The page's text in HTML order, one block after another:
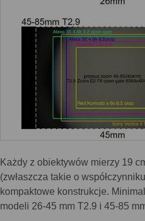
Każdy z obiektywów mierzy 19
(zwłaszcza takie o
kompaktowe konstrukcje.
modeli 26-45 mm T2.9 i 45-85